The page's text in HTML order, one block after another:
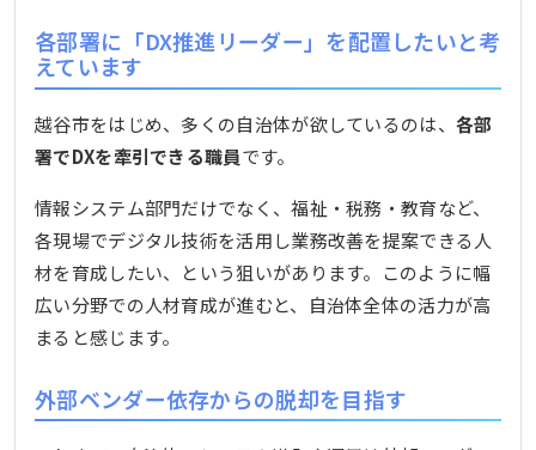
各部署に「DX推進リーダー」を配置したいと考
えています
越谷市をはじめ、多くの自治体が欲しているのは、 各部
署でDXを牽引できる職員です。
情報システム部門だけでなく、福祉・税務・教育など、
各現場でデジタル技術を活用し業務改善を提案できる人
材を育成したい、という狙いがあります。このように幅
広い分野での人材育成が進むと、自治体全体の活力が高
まると感じます。
外部ベンダー依存からの脱却を目指す